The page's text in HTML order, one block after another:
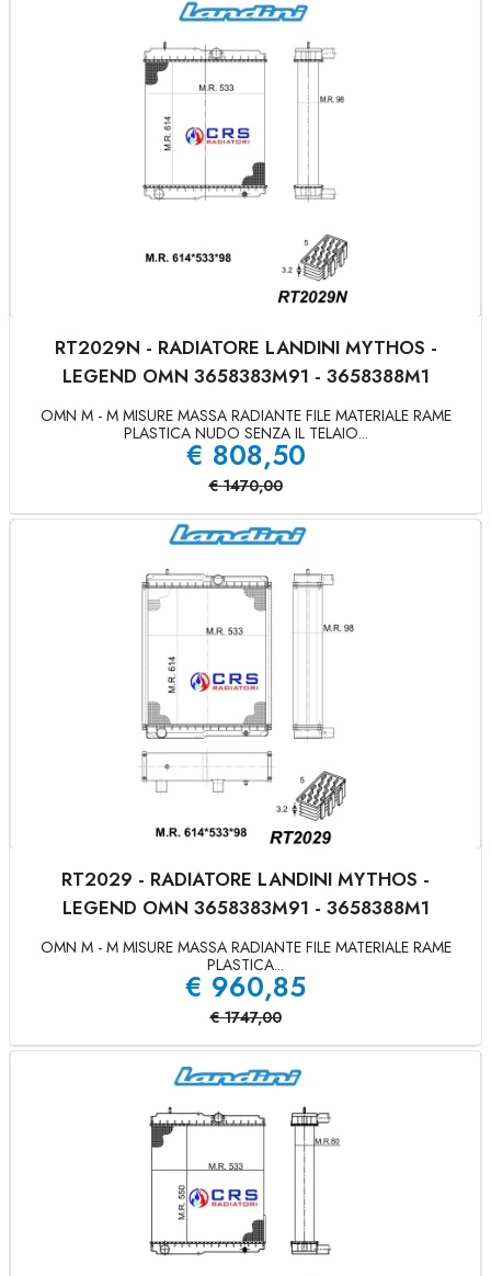
RT2029N - RADIATORE LANDINI MYTHOS -
LEGEND OMN 3658383M91 - 3658388M1
OMN M - M MISURE MASSA RADIANTE FILE MATERIALE RAME
PLASTICA NUDO SENZA IL TELAIO...
€ 808,50
€ 1470,00
RT2029 - RADIATORE LANDINI MYTHOS -
LEGEND OMN 3658383M91 - 3658388M1
OMN M - M MISURE MASSA RADIANTE FILE MATERIALE RAME
PLASTICA...
€ 960,85
€ 1747,00